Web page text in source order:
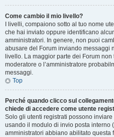
Come cambio il mio livello?
I livelli, compaiono sotto al tuo nome
che hai inviato oppure identificano
amministratori. In genere, non puoi
abusare del Forum inviando messaggi
livello. La maggior parte dei Forum
moderatore o l’amministratore
messaggi.
Top
Perché quando clicco sul
chiede di accedere come utente
Solo gli utenti registrati possono
usando il modulo di invio posta interno
amministratori abbiano abilitato questa